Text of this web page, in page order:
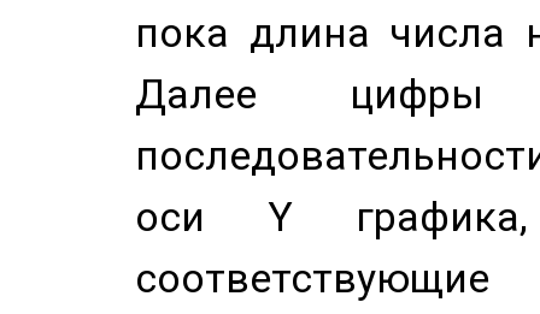
пока длина числа
Далее цифры
оси Y